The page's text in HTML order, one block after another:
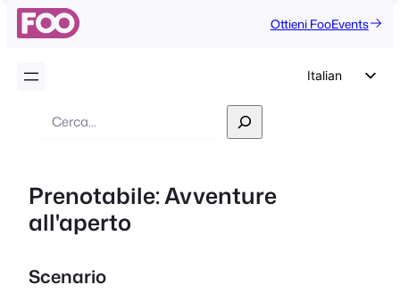
Ottieni FooEvents
Italian
Ricerca
Prenotabile: Avventure
all'aperto
Scenario